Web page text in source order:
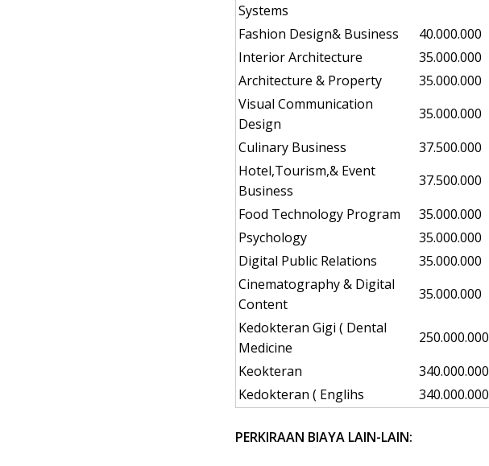
Systems
Fashion Design& Business 40.000.000
Interior Architecture
35.000.000
Architecture & Property
35.000.000
Visual Communication
Design
35.000.000
Culinary Business
37.500.000
Hotel,Tourism,& Event
Business
37.500.000
Food Technology Program
35.000.000
Psychology
35.000.000
Digital Public Relations
35.000.000
Cinematography & Digital
Content
35.000.000
Kedokteran Gigi ( Dental
Medicine
250.000.000
Keokteran
340.000.000
Kedokteran ( Englihs
340.000.000
PERKIRAAN BIAYA LAIN-LAIN: